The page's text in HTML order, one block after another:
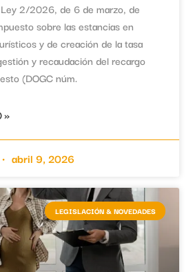
2/2026, de 6 de marzo, de
sobre las estancias en
y de creación de la tasa
y recaudación del recargo
(DOGC núm.
»
abril 9, 2026
LEGISLACIÓN & NOVEDADES